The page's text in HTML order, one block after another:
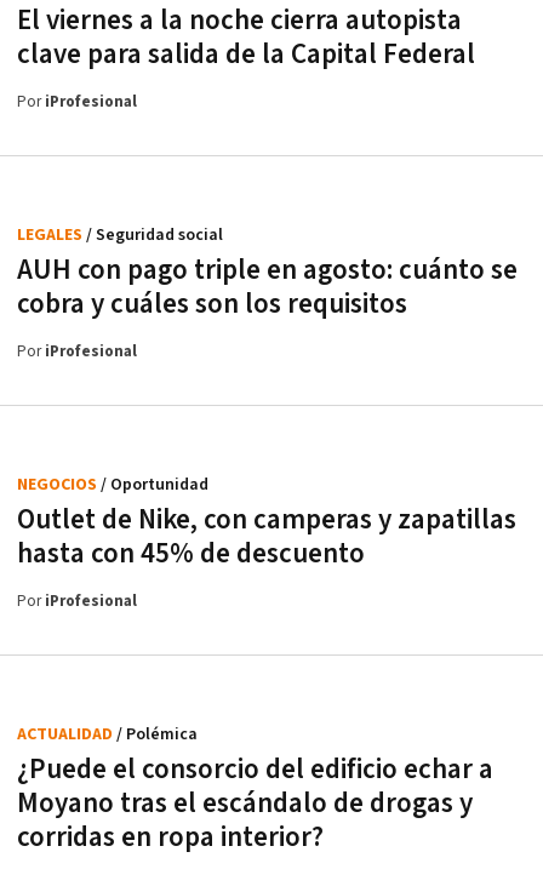
El viernes a la noche cierra autopista
clave para salida de la Capital Federal
PoriProfesional
AUH con pago triple en agosto: cuánto se
cobra y cuáles son los requisitos
LEGALES / Seguridad social
PoriProfesional
Outlet de Nike, con camperas y zapatillas
hasta con 45% de descuento
NEGOCIOS / Oportunidad
PoriProfesional
¿Puede el consorcio del edificio echar a
Moyano tras el escándalo de drogas y
corridas en ropa interior?
ACTUALIDAD / Polémica